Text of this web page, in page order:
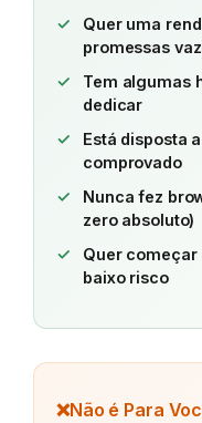
Quer uma
promessas
Tem algumas
dedicar
Está disposta
comprovado
Nunca fez
zero absoluto)
Quer
baixo risco
❌Não é Para